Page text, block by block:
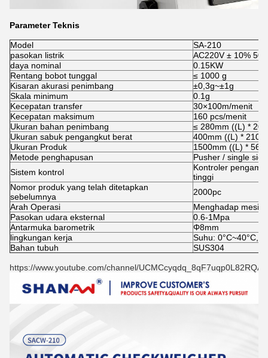
Parameter Teknis
Model
SA-210
pasokan listrik
AC220V ± 10%
daya nominal
0.15KW
Rentang bobot tunggal
≤ 1000 g
Kisaran akurasi penimbang
±0,3g~±1g
Skala minimum
0.1g
Kecepatan transfer
30×100m/menit
Kecepatan maksimum
160 pcs/menit
Ukuran bahan penimbang
≤ 280mm ((L) *
Ukuran sabuk pengangkut berat
400mm ((L) *
Ukuran Produk
1500mm ((L) *
Metode penghapusan
Pusher / single
Sistem kontrol
Kontroler
tinggi
Nomor produk yang telah ditetapkan
sebelumnya
2000pc
Arah Operasi
Menghadap
Pasokan udara eksternal
0.6-1Mpa
Antarmuka barometrik
Φ8mm
lingkungan kerja
Suhu: 0°C~40°C,
Bahan tubuh
SUS304
https://www.youtube.com/channel/UCMCcyqdq_8qF7uqp0L82RQA